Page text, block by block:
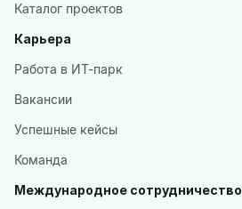
Каталог проектов
Карьера
Работа в ИТ-парк
Вакансии
Успешные кейсы
Команда
Международное сотрудничество